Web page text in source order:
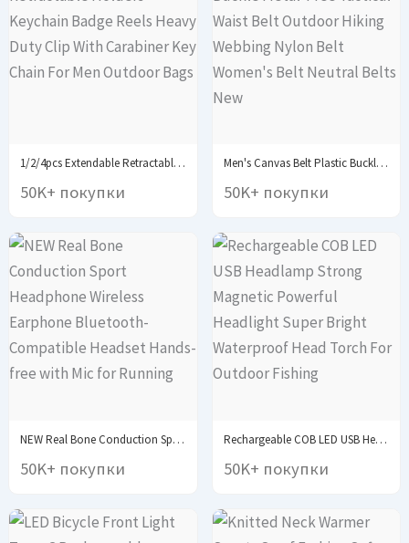
1/2/4pcs Extendable Retractable Holders Keychain Badge Reels Heavy...
50K+ покупки
Men's Canvas Belt Plastic Buckle Metal-Free Tactical Waist...
50K+ покупки
NEW Real Bone Conduction Sport Headphone Wireless Earphone...
50K+ покупки
Rechargeable COB LED USB Headlamp Strong Magnetic Powerful...
50K+ покупки